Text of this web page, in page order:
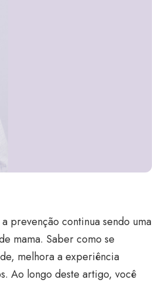
prevenção continua sendo uma
mama. Saber como se
melhora a experiência
Ao longo deste artigo, você